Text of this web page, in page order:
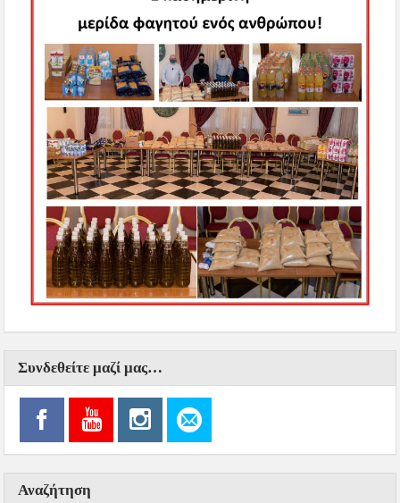
Συνδεθείτε μαζί μας…
Αναζήτηση